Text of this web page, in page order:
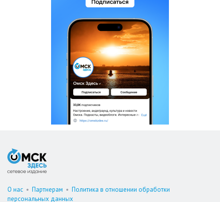
О нас • Партнерам • Политика в отношении обработки
персональных данных